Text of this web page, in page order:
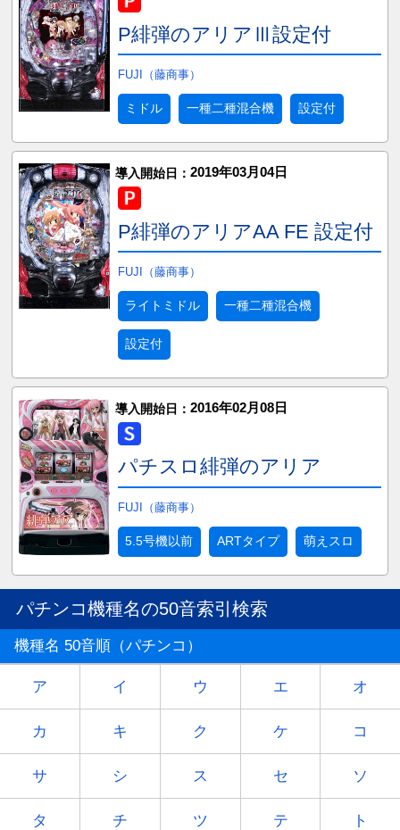
P緋弾のアリアⅢ設定付
FUJI（藤商事）
ミドル 一種二種混合機 設定付
導入開始日： 2019年03月04日
P緋弾のアリアAA FE 設定付
FUJI（藤商事）
ライトミドル 一種二種混合機
設定付
導入開始日： 2016年02月08日
パチスロ緋弾のアリア
FUJI（藤商事）
5.5号機以前 ARTタイプ 萌えスロ
パチンコ機種名の50音索引検索
機種名 50音順（パチンコ）
ア イ ウ エ オ
カ キ ク ケ コ
サ シ ス セ ソ
タ チ ツ テ ト